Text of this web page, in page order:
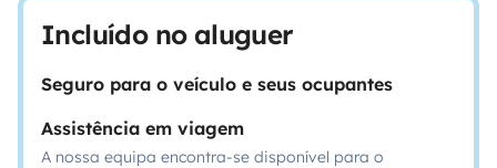
Incluído no aluguer
Seguro para o veículo e seus ocupantes
Assistência em viagem
A nossa equipa encontra-se disponível para o